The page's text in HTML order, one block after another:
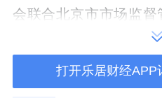
会联合北京市市场监
市商品房预售合同（
商品房现房买卖合
知》，
对可能存在的
打开乐居财经APP